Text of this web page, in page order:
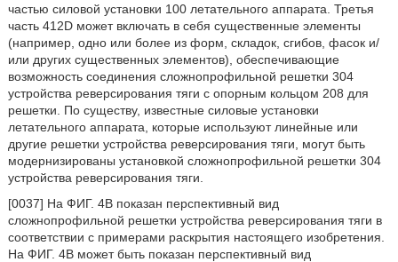
частью силовой установки 100 летательного аппарата. Третья
часть 412D может включать в себя существенные элементы
(например, одно или более из форм, складок, сгибов, фасок и/
или других существенных элементов), обеспечивающие
возможность соединения сложнопрофильной решетки 304
устройства реверсирования тяги с опорным кольцом 208 для
решетки. По существу, известные силовые установки
летательного аппарата, которые используют линейные или
другие решетки устройства реверсирования тяги, могут быть
модернизированы установкой сложнопрофильной решетки 304
устройства реверсирования тяги.
[0037] На ФИГ. 4В показан перспективный вид
сложнопрофильной решетки устройства реверсирования тяги в
соответствии с примерами раскрытия настоящего изобретения.
На ФИГ. 4В может быть показан перспективный вид